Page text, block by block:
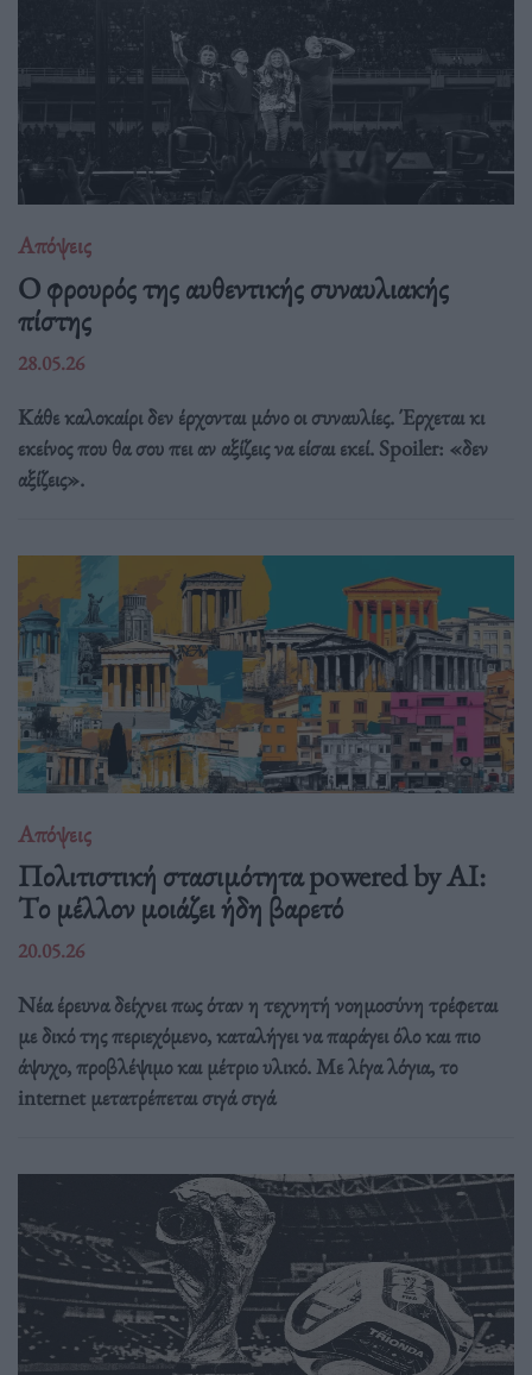
Απόψεις
O φρουρός της αυθεντικής συναυλιακής
πίστης
28.05.26
Κάθε καλοκαίρι δεν έρχονται μόνο οι συναυλίες. Έρχεται κι
εκείνος που θα σου πει αν αξίζεις να είσαι εκεί. Spoiler: «δεν
αξίζεις».
Απόψεις
Πολιτιστική στασιμότητα powered by AI:
Tο μέλλον μοιάζει ήδη βαρετό
20.05.26
Νέα έρευνα δείχνει πως όταν η τεχνητή νοημοσύνη τρέφεται
με δικό της περιεχόμενο, καταλήγει να παράγει όλο και πιο
άψυχο, προβλέψιμο και μέτριο υλικό. Με λίγα λόγια, το
internet μετατρέπεται σιγά σιγά